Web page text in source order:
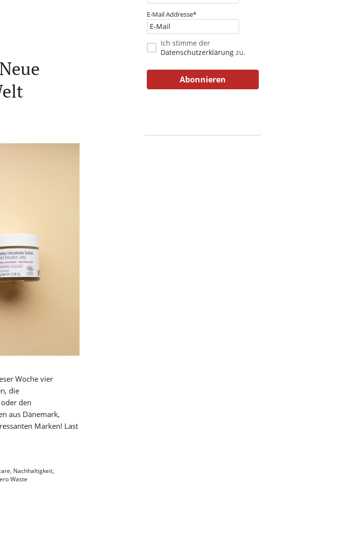
Woche vier
die
den
aus Dänemark,
Marken! Last
, Nachhaltigkeit,
Waste
E-Mail Addresse*
Ich stimme der
Datenschutzerklärung zu.